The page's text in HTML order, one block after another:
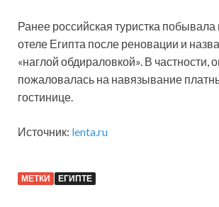
Ранее российская туристка
отеле Египта после реновации и
«наглой обдираловкой». В частности,
пожаловалась на навязывание
гостинице.
Источник: lenta.ru
МЕТКИ ЕГИПТЕ